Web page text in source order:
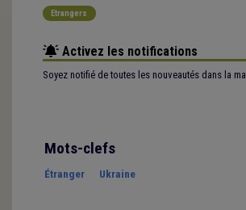
Etrangers
Activez les notifications
Soyez notifié de toutes les nouveautés dans la
Mots-clefs
Étranger Ukraine